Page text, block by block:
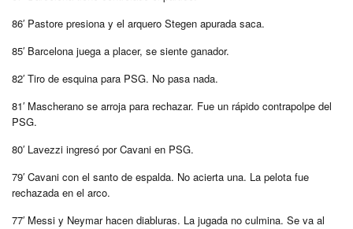
86′ Pastore presiona y el arquero Stegen apurada saca.
85′ Barcelona juega a placer, se siente ganador.
82′ Tiro de esquina para PSG. No pasa nada.
81′ Mascherano se arroja para rechazar. Fue un rápido contrapolpe del
PSG.
80′ Lavezzi ingresó por Cavani en PSG.
79′ Cavani con el santo de espalda. No acierta una. La pelota fue
rechazada en el arco.
77′ Messi y Neymar hacen diabluras. La jugada no culmina. Se va al